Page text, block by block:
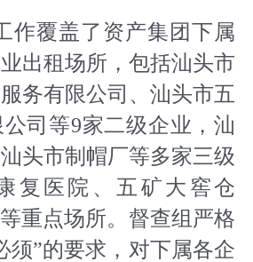
作覆盖了资产集团下属
出租场所，包括汕头市
务有限公司、汕头市五
司等9家二级企业，汕
头市制帽厂等多家三级
复医院、五矿大窖仓
重点场所。督查组严格
须”的要求，对下属各企